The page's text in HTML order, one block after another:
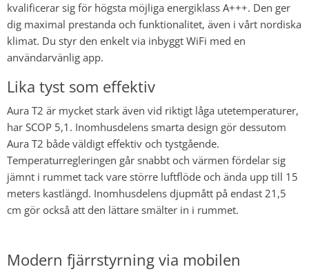
kvalificerar sig för högsta möjliga energiklass A+++. Den ger
dig maximal prestanda och funktionalitet, även i vårt nordiska
klimat. Du styr den enkelt via inbyggt WiFi med en
användarvänlig app.
Lika tyst som effektiv
Aura T2 är mycket stark även vid riktigt låga utetemperaturer,
har SCOP 5,1. Inomhusdelens smarta design gör dessutom
Aura T2 både väldigt effektiv och tystgående.
Temperaturregleringen går snabbt och värmen fördelar sig
jämnt i rummet tack vare större luftflöde och ända upp till 15
meters kastlängd. Inomhusdelens djupmått på endast 21,5
cm gör också att den lättare smälter in i rummet.
Modern fjärrstyrning via mobilen